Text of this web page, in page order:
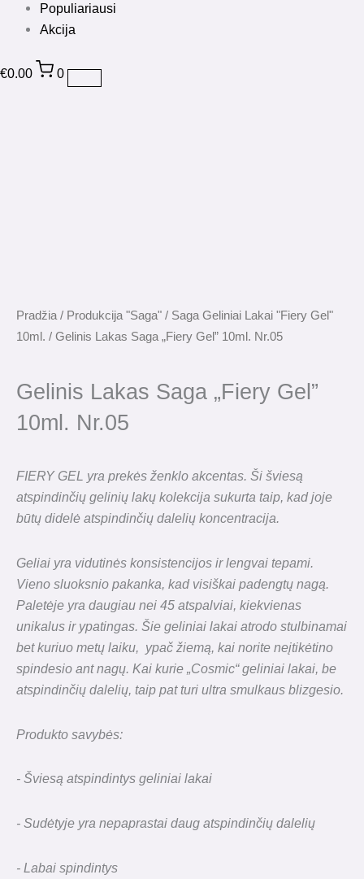
Populiariausi
Akcija
€0.00 0
Pradžia/ Produkcija "Saga" / Saga Geliniai Lakai "Fiery Gel"
10ml. / Gelinis Lakas Saga „Fiery Gel” 10ml. Nr.05
Gelinis Lakas Saga „Fiery Gel”
10ml. Nr.05
FIERY GEL yra prekės ženklo akcentas. Ši šviesą
atspindinčių gelinių lakų kolekcija sukurta taip, kad joje
būtų didelė atspindinčių dalelių koncentracija.
Geliai yra vidutinės konsistencijos ir lengvai tepami.
Vieno sluoksnio pakanka, kad visiškai padengtų nagą.
Paletėje yra daugiau nei 45 atspalviai, kiekvienas
unikalus ir ypatingas. Šie geliniai lakai atrodo stulbinamai
bet kuriuo metų laiku, ypač žiemą, kai norite neįtikėtino
spindesio ant nagų. Kai kurie „Cosmic“ geliniai lakai, be
atspindinčių dalelių, taip pat turi ultra smulkaus blizgesio.
Produkto savybės:
- Šviesą atspindintys geliniai lakai
- Sudėtyje yra nepaprastai daug atspindinčių dalelių
- Labai spindintys